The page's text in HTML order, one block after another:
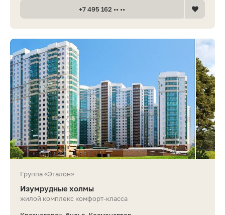
+7 495 162 •• ••
Группа «Эталон»
Изумрудные холмы
жилой комплекс комфорт-класса